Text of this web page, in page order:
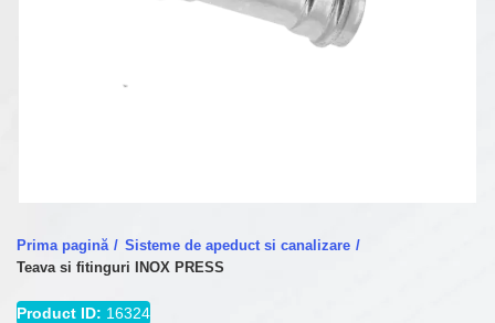
Prima pagină
Sisteme de apeduct si canalizare
Teava si fitinguri INOX PRESS
Product ID: 16324